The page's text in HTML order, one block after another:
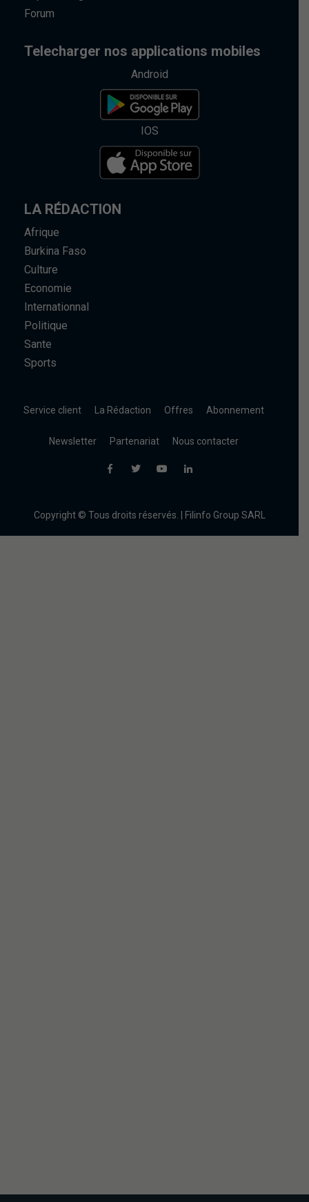
Forum
Telecharger nos applications mobiles
Android
IOS
LA RÉDACTION
Afrique
Burkina Faso
Culture
Economie
Internationnal
Politique
Sante
Sports
Service client La Rédaction Offres Abonnement
Newsletter Partenariat Nous contacter
Copyright © Tous droits réservés. | Filinfo Group SARL